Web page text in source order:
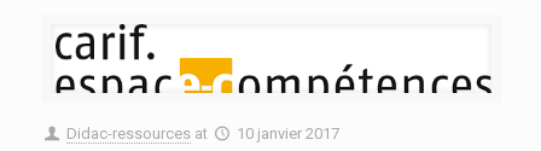
Didac-ressources at 10 janvier 2017